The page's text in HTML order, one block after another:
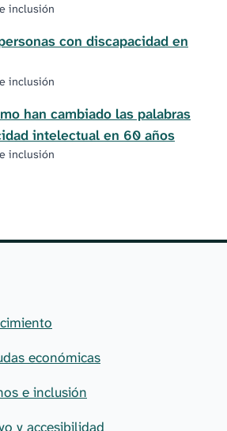
inclusión
con discapacidad en
inclusión
han cambiado las palabras
intelectual en 60 años
inclusión
económicas
e inclusión
y accesibilidad